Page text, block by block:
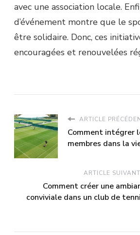
avec une association locale.
d’événement montre que le
être solidaire. Donc, ces
encouragées et renouvelées
ARTICLE
Comment intégrer
membres dans la
ARTICLE SUIVANT
Comment créer une
conviviale dans un club de